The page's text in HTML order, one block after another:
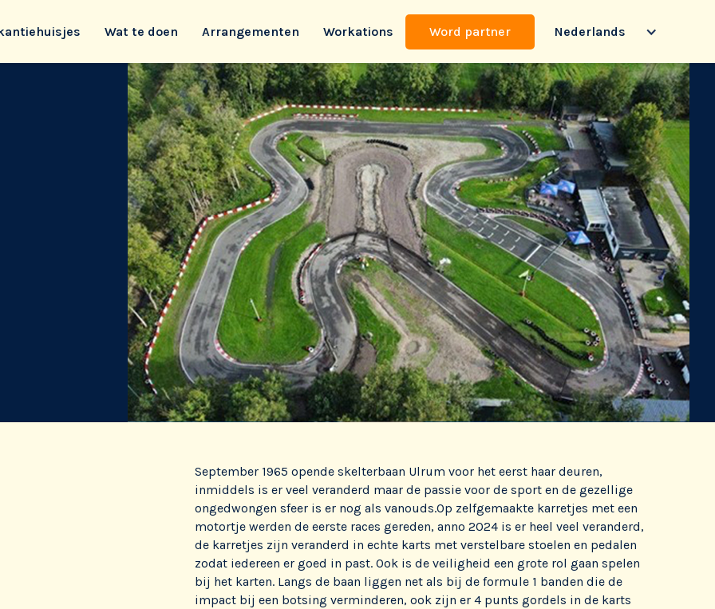
Wat te doen Arrangementen Workations Word partner Nederlands
September 1965 opende skelterbaan Ulrum voor het eerst haar deuren,
inmiddels is er veel veranderd maar de passie voor de sport en de gezellige
ongedwongen sfeer is er nog als vanouds.Op zelfgemaakte karretjes met een
motortje werden de eerste races gereden, anno 2024 is er heel veel veranderd,
de karretjes zijn veranderd in echte karts met verstelbare stoelen en pedalen
zodat iedereen er goed in past. Ook is de veiligheid een grote rol gaan spelen
bij het karten. Langs de baan liggen net als bij de formule 1 banden die de
impact bij een botsing verminderen, ook zijn er 4 punts gordels in de karts